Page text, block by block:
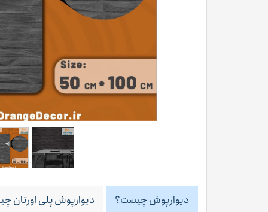
دیوارپوش چیست؟ دیوارپوش پلی اورتان